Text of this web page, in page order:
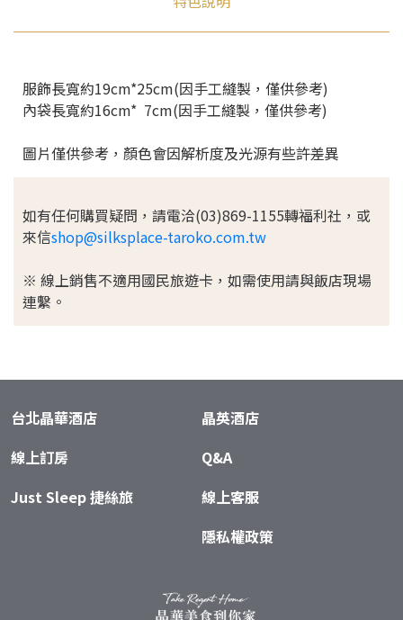
服飾長寬約19cm*25cm(因手工縫製，僅供參考)
內袋長寬約16cm* 7cm(因手工縫製，僅供參考)
圖片僅供參考，顏色會因解析度及光源有些許差異
如有任何購買疑問，請電洽(03)869-1155轉福利社，或
來信shop@silksplace-taroko.com.tw
※ 線上銷售不適用國民旅遊卡，如需使用請與飯店現場
連繫。
台北晶華酒店
晶英酒店
線上訂房
Just Sleep 捷絲旅
Q&A
線上客服
隱私權政策